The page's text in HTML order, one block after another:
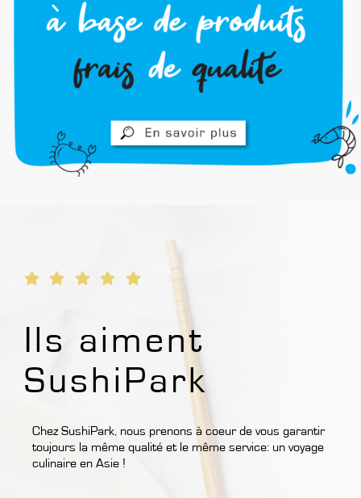
Ils aiment
SushiPark
Chez SushiPark, nous prenons à coeur de vous garantir
toujours la même qualité et le même service: un voyage
culinaire en Asie !